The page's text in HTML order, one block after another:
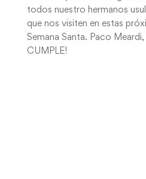
todos nuestro hermanos
que nos visiten en estas
Semana Santa. Paco Meardi,
CUMPLE!